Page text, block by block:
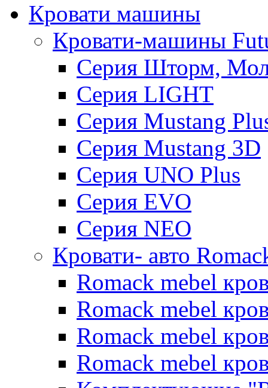
Кровати машины
Кровати-машины
Серия Шторм,
Серия LIGHT
Серия Mustang
Серия Mustang 3D
Серия UNO Plus
Серия EVO
Серия NEO
Кровати- авто
Romack mebel
Romack mebel
Romack mebel
Romack mebel